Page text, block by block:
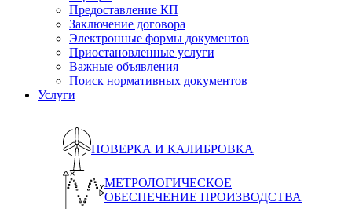
Предоставление КП
Заключение договора
Электронные формы документов
Приостановленные услуги
Важные объявления
Поиск нормативных документов
Услуги
ПОВЕРКА И КАЛИБРОВКА
МЕТРОЛОГИЧЕСКОЕ
ОБЕСПЕЧЕНИЕ ПРОИЗВОДСТВА